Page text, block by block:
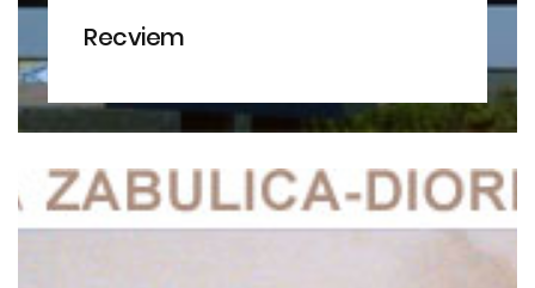
Recviem